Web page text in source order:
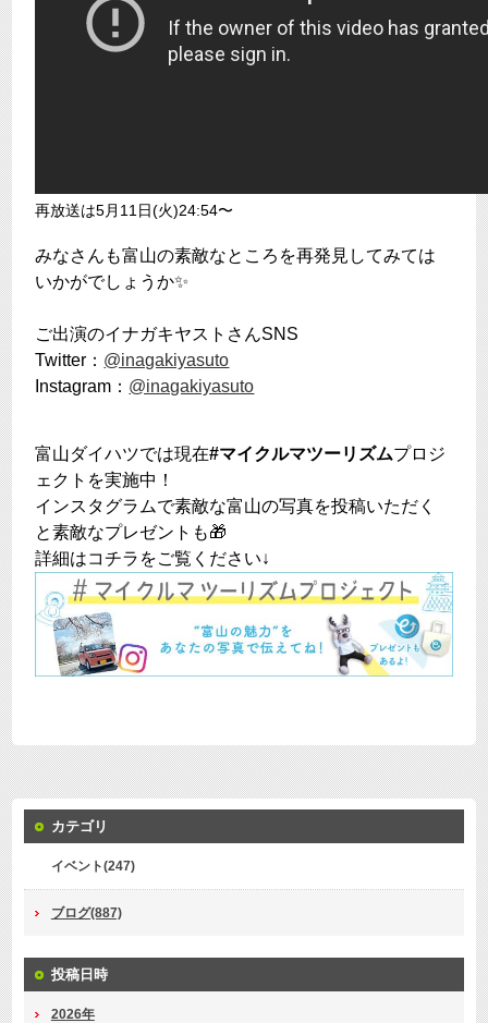
再放送は5月11日(火)24:54〜
みなさんも富山の素敵なところを再発見してみては
いかがでしょうか✨
ご出演のイナガキヤストさんSNS
Twitter： @inagakiyasuto
Instagram： @inagakiyasuto
富山ダイハツでは現在#マイクルマツーリズムプロジ
ェクトを実施中！
インスタグラムで素敵な富山の写真を投稿いただく
と素敵なプレゼントも🎁
詳細はコチラをご覧ください↓
カテゴリ
イベント(247)
ブログ(887)
投稿日時
2026年